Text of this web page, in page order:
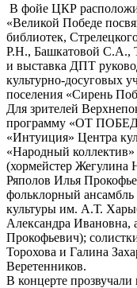
В фойе ЦКР
«Великой Победе
библиотек,
Р.Н., Башкатовой С.А.,
и выставка ДПТ
культурно-досуговых
поселения «Сирень
Для зрителей
программу «ОТ
«Интуиция» Центра
«Народный
(хормейстер Жегулина
Ряполов Илья
фольклорный
культуры им. А.Т.
Александра Ивановна,
Прокофьевич);
Торохова и Галина
Веретенников.
В концерте